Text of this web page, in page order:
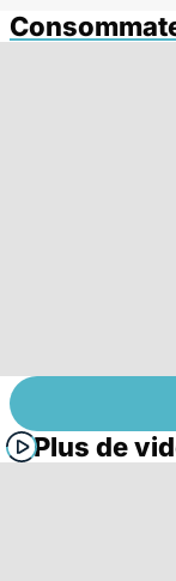
Plus de